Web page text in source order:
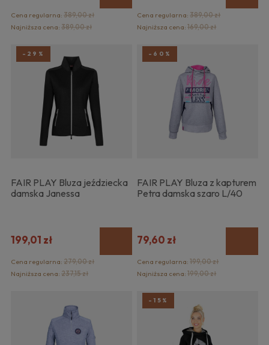
Cena regularna: 389,00 zł
Najniższa cena: 389,00 zł
Cena regularna:389,00 zł
Najniższa cena:169,00 zł
FAIR PLAY Bluza jeździecka
damska Janessa
199,01 zł
Cena regularna: 279,00 zł
Najniższa cena: 237,15 zł
-29%
FAIR PLAY Bluza z kapturem
Petra damska szaro L/40
79,60 zł
Cena regularna:199,00 zł
Najniższa cena:199,00 zł
-60%
-15%